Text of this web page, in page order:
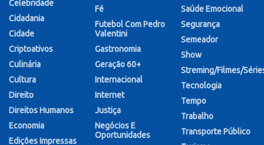
Celebridade
Cidadania
Cidade
Criptoativos
Culinária
Cultura
Direito
Direitos Humanos
Economia
Edições Impressas
Fé
Futebol Com Pedro
Valentini
Gastronomia
Geração 60+
Internacional
Internet
Justiça
Negócios E
Oportunidades
Saúde Emocional
Segurança
Semeador
Show
Streming/Filmes/
Tecnologia
Tempo
Trabalho
Transporte Público